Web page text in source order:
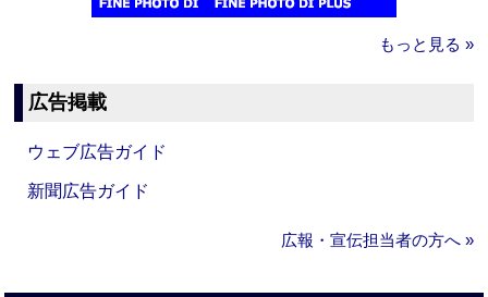
もっと見る »
広告掲載
ウェブ広告ガイド
新聞広告ガイド
広報・宣伝担当者の方へ »